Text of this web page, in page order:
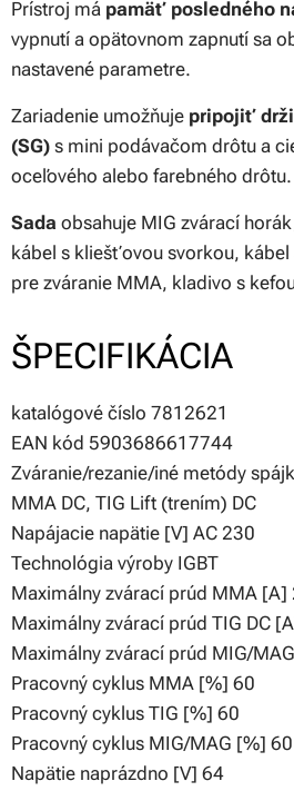
Prístroj má pamäť posledného
vypnutí a opätovnom zapnutí sa
nastavené parametre.
Zariadenie umožňuje pripojiť
(SG) s mini podávačom drôtu a
oceľového alebo farebného drôtu.
Sada obsahuje MIG zvárací
kábel s kliešťovou svorkou,
pre zváranie MMA, kladivo s
ŠPECIFIKÁCIA
katalógové číslo 7812621
EAN kód 5903686617744
Zváranie/rezanie/iné metódy
MMA DC, TIG Lift (trením) DC
Napájacie napätie [V] AC 230
Technológia výroby IGBT
Maximálny zvárací prúd MMA [A]
Maximálny zvárací prúd TIG DC
Maximálny zvárací prúd MIG/
Pracovný cyklus MMA [%] 60
Pracovný cyklus TIG [%] 60
Pracovný cyklus MIG/MAG [%] 60
Napätie naprázdno [V] 64